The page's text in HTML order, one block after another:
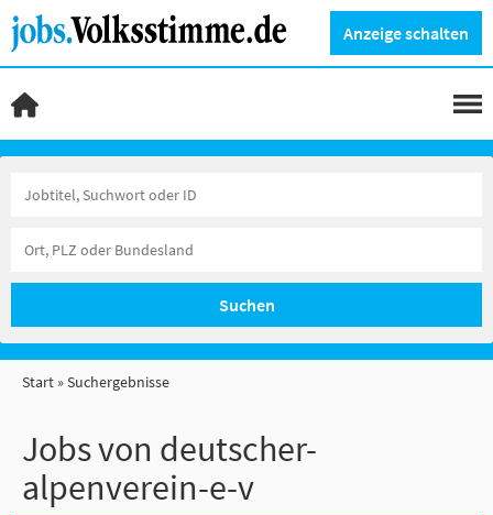
Anzeige schalten
Suchen
Start Suchergebnisse
Jobs von deutscher-
alpenverein-e-v